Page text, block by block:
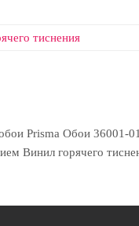
тиснения
Prisma Обои
Винил горячего